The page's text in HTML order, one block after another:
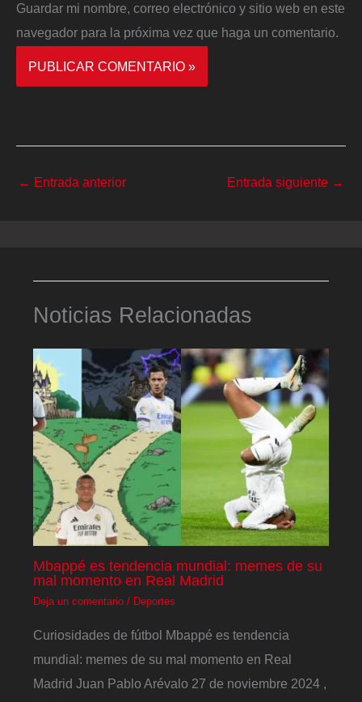
Guardar mi nombre, correo electrónico y sitio web en este
navegador para la próxima vez que haga un comentario.
← Entrada anterior Entrada siguiente →
Noticias Relacionadas
Mbappé es tendencia mundial: memes de su
mal momento en Real Madrid
Deja un comentario / Deportes
Curiosidades de fútbol Mbappé es tendencia
mundial: memes de su mal momento en Real
Madrid Juan Pablo Arévalo 27 de noviembre 2024 ,